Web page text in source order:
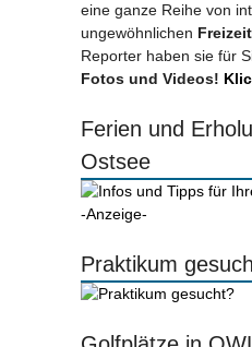
eine ganze Reihe von
ungewöhnlichen
Reporter haben sie für
Fotos und Videos!
Ferien und
Ostsee
-Anzeige-
Praktikum